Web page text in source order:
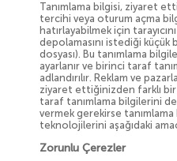
Tanımlama bilgisi, ziyaret
tercihi veya oturum açma
hatırlayabilmek için
depolamasını istediği küçük
dosyası). Bu tanımlama
ayarlanır ve birinci taraf
adlandırılır. Reklam ve
ziyaret ettiğinizden farklı
taraf tanımlama bilgilerini de
vermek gerekirse
teknolojilerini aşağıdaki
Zorunlu Çerezler